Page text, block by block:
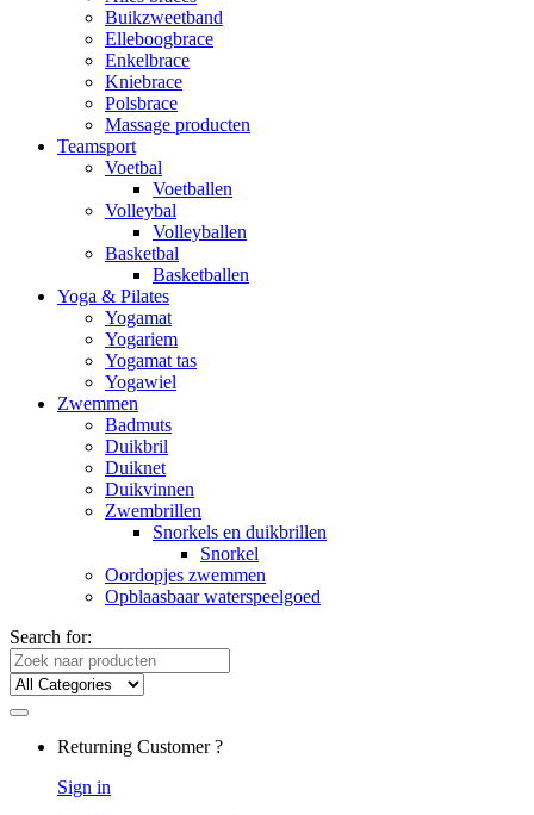
Buikzweetband
Elleboogbrace
Enkelbrace
Kniebrace
Polsbrace
Massage producten
Teamsport
Voetbal
Voetballen
Volleybal
Volleyballen
Basketbal
Basketballen
Yoga & Pilates
Yogamat
Yogariem
Yogamat tas
Yogawiel
Zwemmen
Badmuts
Duikbril
Duiknet
Duikvinnen
Zwembrillen
Snorkels en duikbrillen
Snorkel
Oordopjes zwemmen
Opblaasbaar waterspeelgoed
Search for:
Returning Customer ?
Sign in